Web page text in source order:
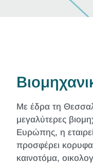
Με έδρα τη
μεγαλύτερες
Ευρώπης, η
προσφέρει
καινοτόμα,